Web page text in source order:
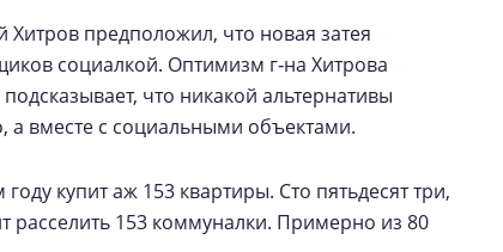
предположил, что новая затея
социалкой. Оптимизм г‑на Хитрова
что никакой альтернативы
а вместе с социальными объектами.
купит аж 153 квартиры. Сто пятьдесят три,
расселить 153 коммуналки. Примерно из 80